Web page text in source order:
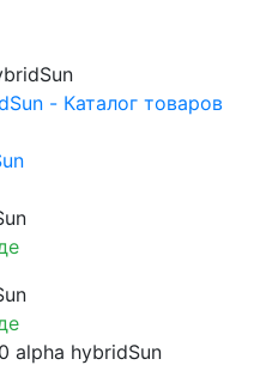
alpha hybridSun